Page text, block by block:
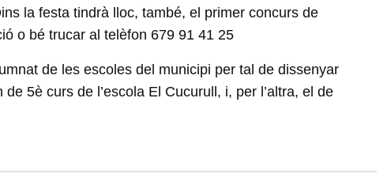
la festa tindrà lloc, també, el primer concurs de
o bé trucar al telèfon 679 91 41 25
de les escoles del municipi per tal de dissenyar
5è curs de l’escola El Cucurull, i, per l’altra, el de